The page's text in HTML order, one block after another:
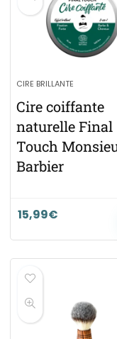
CIRE BRILLANTE
Cire coiffante
naturelle Final
Touch
Barbier
15,99€